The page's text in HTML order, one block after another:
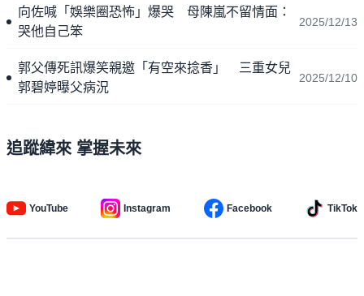
向佐喊「娛樂圈恐怖」爆哭 母陳嵐不留情面：
哭他自己笨
2025/12/13
郭父傳死訊爆笑親邀「有空來捻香」 三重女兒
郭碧婷曝父病況
2025/12/10
追蹤緯來 掌握未來
YouTube Instagram Facebook TikTok